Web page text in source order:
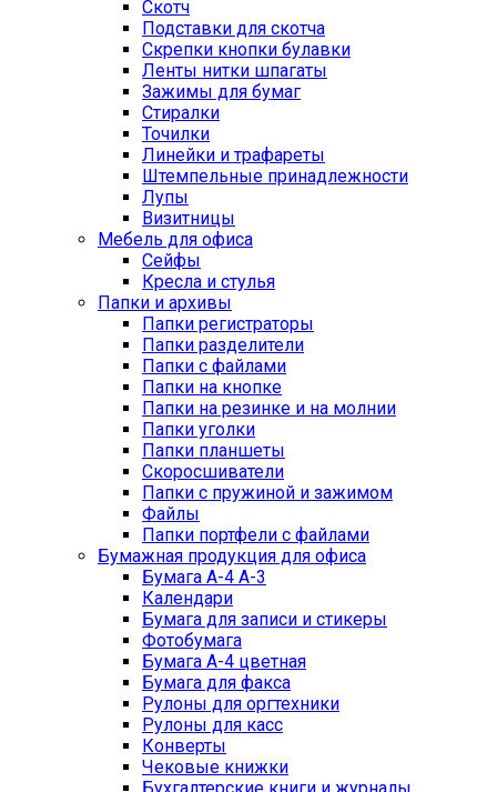
Скотч
Подставки для скотча
Скрепки кнопки булавки
Ленты нитки шпагаты
Зажимы для бумаг
Стиралки
Точилки
Линейки и трафареты
Штемпельные принадлежности
Лупы
Визитницы
Мебель для офиса
Сейфы
Кресла и стулья
Папки и архивы
Папки регистраторы
Папки разделители
Папки с файлами
Папки на кнопке
Папки на резинке и на молнии
Папки уголки
Папки планшеты
Скоросшиватели
Папки с пружиной и зажимом
Файлы
Папки портфели с файлами
Бумажная продукция для офиса
Бумага А-4 А-3
Календари
Бумага для записи и стикеры
Фотобумага
Бумага А-4 цветная
Бумага для факса
Рулоны для оргтехники
Рулоны для касс
Конверты
Чековые книжки